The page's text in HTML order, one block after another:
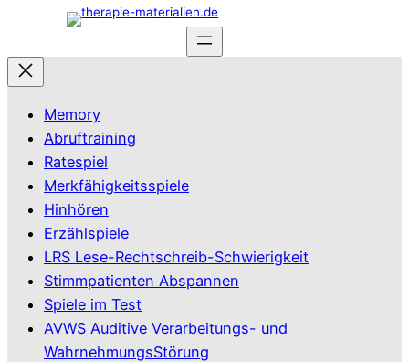
springen
Memory
Abruftraining
Ratespiel
Merkfähigkeitsspiele
Hinhören
Erzählspiele
LRS Lese-Rechtschreib-Schwierigkeit
Stimmpatienten Abspannen
Spiele im Test
AVWS Auditive Verarbeitungs- und
WahrnehmungsStörung